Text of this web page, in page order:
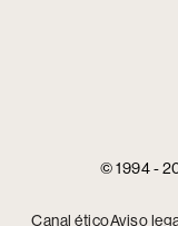
© 1994 -
Canal éticoAviso